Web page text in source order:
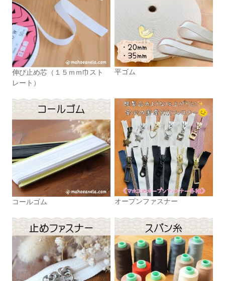
伸び止め芯（１５ｍｍ巾スト
レート）
平ゴム
コールゴム オープンファスナー